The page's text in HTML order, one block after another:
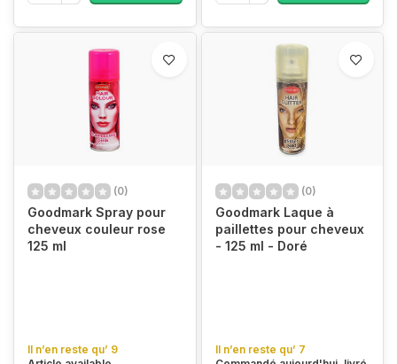
(0)
Goodmark Spray pour
cheveux couleur rose
125 ml
Il n’en reste qu’ 9
(0)
Goodmark Laque à
paillettes pour cheveux
- 125 ml - Doré
Il n’en reste qu’ 7